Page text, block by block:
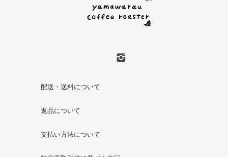
配送・送料について
返品について
支払い方法について